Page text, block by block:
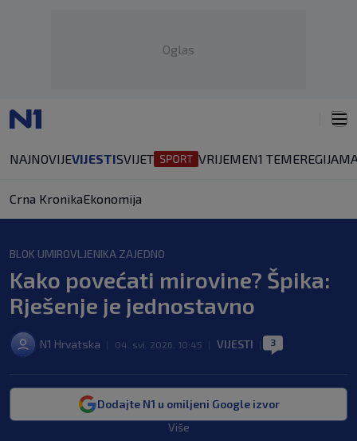
Oglas
NAJNOVIJEVIJESTISVIJET VRIJEMEN1 TEMEREGIJA
Crna KronikaEkonomija
BLOK UMIROVLJENIKA ZAJEDNO
Kako povećati mirovine? Špika:
Rješenje je jednostavno
N1 Hrvatska 04. svi. 2026. 10:45 VIJESTI 3
Dodajte N1 u omiljeni Google izvor
Više